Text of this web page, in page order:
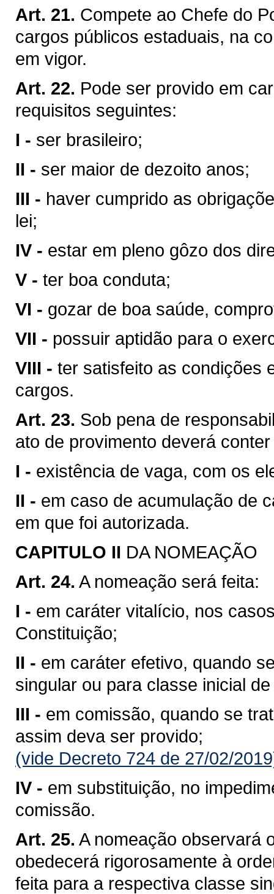
Art. 21. Compete ao Chefe do
cargos públicos estaduais, na
em vigor.
Art. 22. Pode ser provido em
requisitos seguintes:
I - ser brasileiro;
II - ser maior de dezoito anos;
III - haver cumprido as
lei;
IV - estar em pleno gôzo dos
V - ter boa conduta;
VI - gozar de boa saúde,
VII - possuir aptidão para o
VIII - ter satisfeito as condições
cargos.
Art. 23. Sob pena de
ato de provimento deverá
I - existência de vaga, com os
II - em caso de acumulação de
em que foi autorizada.
CAPITULO II DA NOMEAÇÃO
Art. 24. A nomeação será feita:
I - em caráter vitalício, nos
Constituição;
II - em caráter efetivo, quando
singular ou para classe inicial
III - em comissão, quando se
assim deva ser provido;
(vide Decreto 724 de 27/02/
IV - em substituição, no
comissão.
Art. 25. A nomeação observará
obedecerá rigorosamente à
feita para a respectiva classe